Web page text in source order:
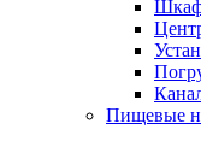
Шкаф
Пищевые